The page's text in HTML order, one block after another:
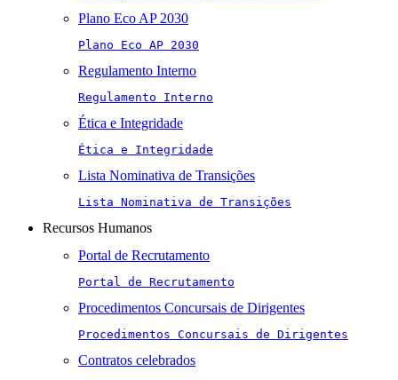
Plano Eco AP 2030
Plano Eco AP 2030
Regulamento Interno
Regulamento Interno
Ética e Integridade
Ética e Integridade
Lista Nominativa de Transições
Lista Nominativa de Transições
Recursos Humanos
Portal de Recrutamento
Portal de Recrutamento
Procedimentos Concursais de Dirigentes
Procedimentos Concursais de Dirigentes
Contratos celebrados